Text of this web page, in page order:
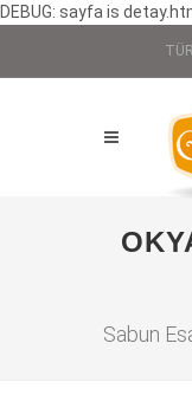
DEBUG: sayfa is
Sabun